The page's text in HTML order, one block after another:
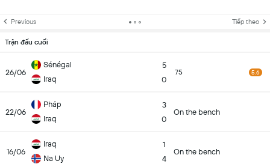
Previous Tiếp theo
Trận đấu cuối
26/06
Sénégal
Iraq
5
0
75 5.6
22/06
Pháp
Iraq
3
0
On the bench
16/06
Iraq
Na Uy
1
4
On the bench